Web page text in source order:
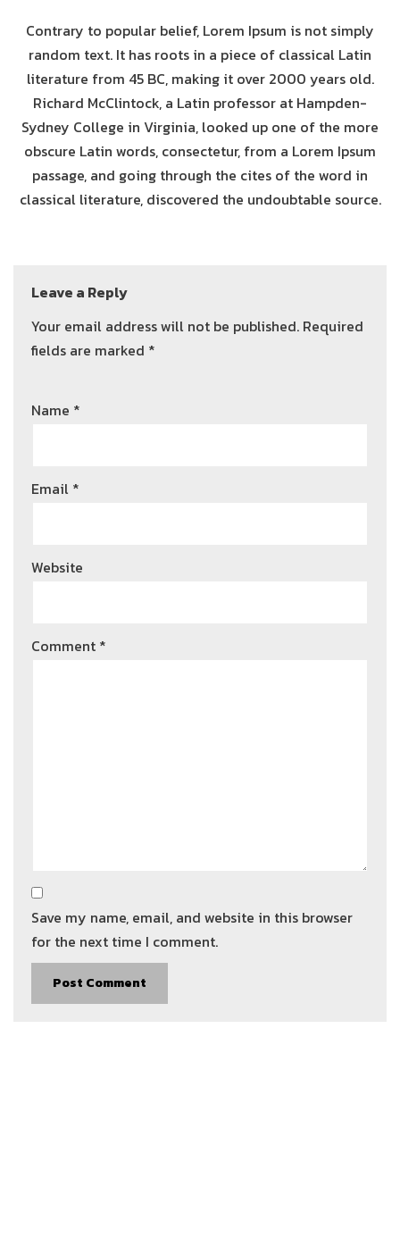
Contrary to popular belief, Lorem Ipsum is not simply
random text. It has roots in a piece of classical Latin
literature from 45 BC, making it over 2000 years old.
Richard McClintock, a Latin professor at Hampden-
Sydney College in Virginia, looked up one of the more
obscure Latin words, consectetur, from a Lorem Ipsum
passage, and going through the cites of the word in
classical literature, discovered the undoubtable source.
Leave a Reply
Your email address will not be published. Required
fields are marked *
Name *
Email *
Website
Comment *
Save my name, email, and website in this browser
for the next time I comment.